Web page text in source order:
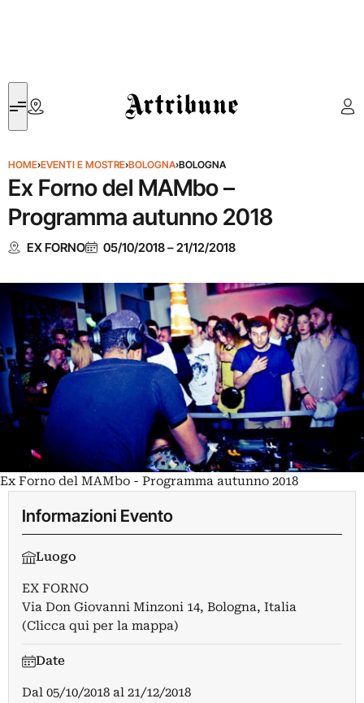
Artribune
HOME›EVENTI E MOSTRE›BOLOGNA›BOLOGNA
Ex Forno del MAMbo –
Programma autunno 2018
EX FORNO 05/10/2018–21/12/2018
Ex Forno del MAMbo - Programma autunno 2018
Informazioni Evento
Luogo
EX FORNO
Via Don Giovanni Minzoni 14, Bologna, Italia
(Clicca qui per la mappa)
Date
Dal 05/10/2018 al 21/12/2018